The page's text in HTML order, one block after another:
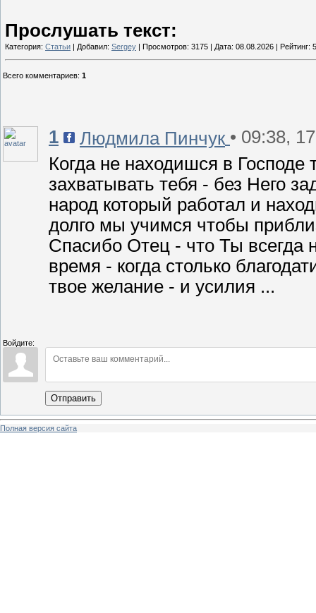
Прослушать текст:
Категория: Статьи | Добавил: Sergey | Просмотров: 3175 | Дата: 08.08.2026 | Рейтинг:
Всего комментариев: 1
1 Людмила Пинчук • 09:38,
Когда не находишся в Господе
захватывать тебя - без Него
народ который работал и
долго мы учимся чтобы
Спасибо Отец - что Ты
время - когда столько
твое желание - и усилия ...
Войдите:
Отправить
Полная версия сайта